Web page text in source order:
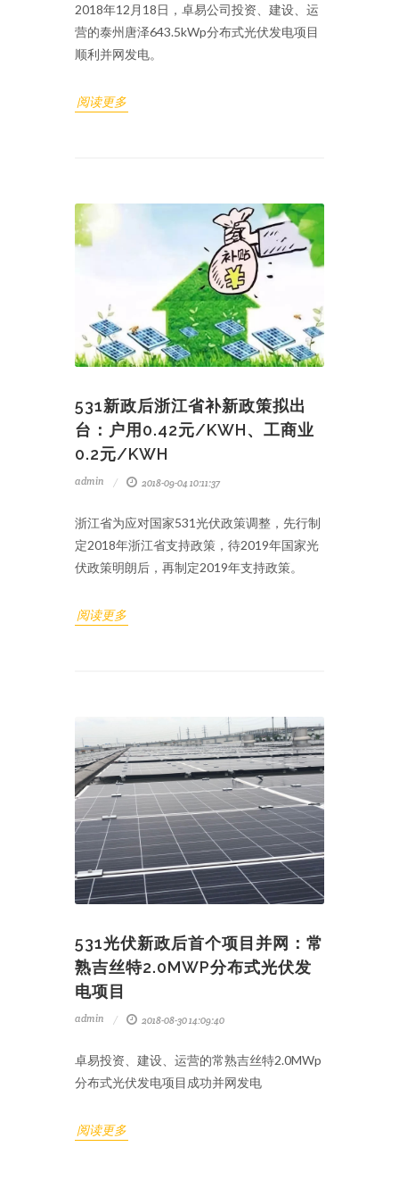
2018年12月18日，卓易公司投资、建设、运
营的泰州唐泽643.5kWp分布式光伏发电项目
顺利并网发电。
阅读更多
531新政后浙江省补新政策拟出
台：户用0.42元/KWH、工商业
0.2元/KWH
admin 2018-09-04 10:11:37
浙江省为应对国家531光伏政策调整，先行制
定2018年浙江省支持政策，待2019年国家光
伏政策明朗后，再制定2019年支持政策。
阅读更多
531光伏新政后首个项目并网：常
熟吉丝特2.0MWP分布式光伏发
电项目
admin 2018-08-30 14:09:40
卓易投资、建设、运营的常熟吉丝特2.0MWp
分布式光伏发电项目成功并网发电
阅读更多